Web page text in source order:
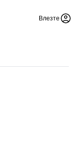
Влезте